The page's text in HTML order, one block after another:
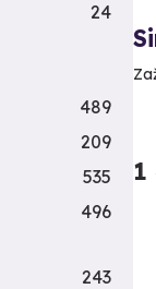
1
24
489
209
535
496
243